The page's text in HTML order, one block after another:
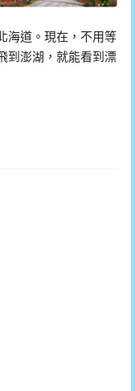
海道。現在，不用等
到澎湖，就能看到漂